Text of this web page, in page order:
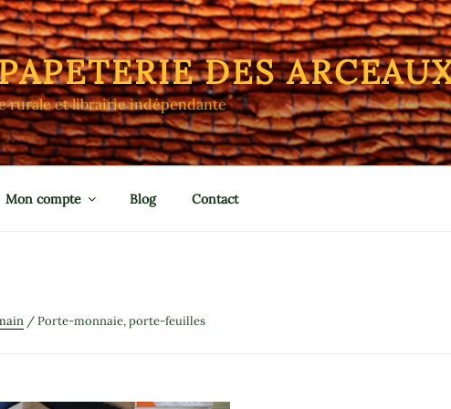
DES
rurale et librairie indépendante
Mon compte Blog Contact
/ Porte-monnaie, porte-feuilles